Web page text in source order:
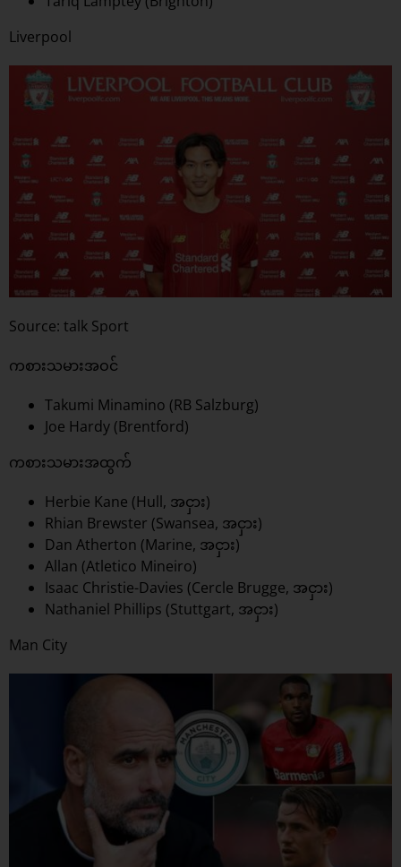
Liverpool
Source: talk Sport
ကစားသမားအဝင်
Takumi Minamino (RB Salzburg)
Joe Hardy (Brentford)
ကစားသမားအထွက်
Herbie Kane (Hull, အငှား)
Rhian Brewster (Swansea, အငှား)
Dan Atherton (Marine, အငှား)
Allan (Atletico Mineiro)
Isaac Christie-Davies (Cercle Brugge, အငှား)
Nathaniel Phillips (Stuttgart, အငှား)
Man City